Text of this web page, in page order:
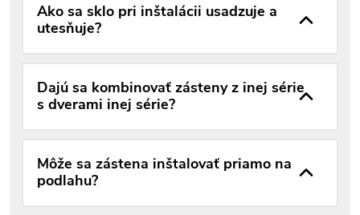
Ako sa sklo pri inštalácii usadzuje a
utesňuje?
Dajú sa kombinovať zásteny z inej série
s dverami inej série?
Môže sa zástena inštalovať priamo na
podlahu?